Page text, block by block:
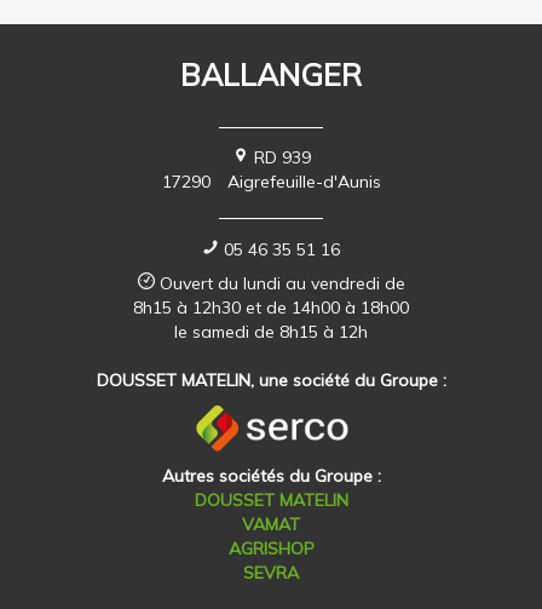
BALLANGER
RD 939
17290
Aigrefeuille-d'Aunis
05 46 35 51 16
Ouvert du lundi au vendredi de
8h15 à 12h30 et de 14h00 à 18h00
le samedi de 8h15 à 12h
DOUSSET MATELIN, une société du Groupe :
Autres sociétés du Groupe :
DOUSSET MATELIN
VAMAT
AGRISHOP
SEVRA